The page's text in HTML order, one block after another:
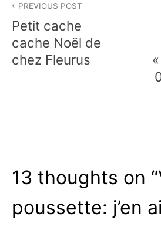
de
l’article
PREVIOUS POST
Petit cache
cache Noël de
chez Fleurus
13 thoughts on “
poussette: j’en